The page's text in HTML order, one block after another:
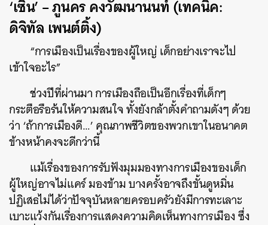
‘เซิน’ – ภูนคร คงวัฒนานนท์ (เทคนิค:
ดิจิทัล เพนต์ติ้ง)
“การเมืองเป็นเรื่องของผู้ใหญ่ เด็กอย่างเราจะไป
เข้าใจอะไร”
ช่วงปีที่ผ่านมา การเมืองถือเป็นอีกเรื่องที่เด็กๆ
กระตือรือร้นให้ความสนใจ ทั้งยังกล้าตั้งคำถามดังๆ ด้วย
ว่า ‘ถ้าการเมืองดี…’ คุณภาพชีวิตของพวกเขาในอนาคต
ข้างหน้าคงจะดีกว่านี้
แม้เรื่องของการรับฟังมุมมองทางการเมืองของเด็ก
ผู้ใหญ่อาจไม่แคร์ มองข้าม บางครั้งอาจถึงขั้นดูหมิ่น
ปฏิเสธไม่ได้ว่าปัจจุบันหลายครอบครัวยังมีการทะเลาะ
เบาะแว้งกันเรื่องการแสดงความคิดเห็นทางการเมือง ซึ่ง